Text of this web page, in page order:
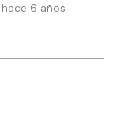
6 años